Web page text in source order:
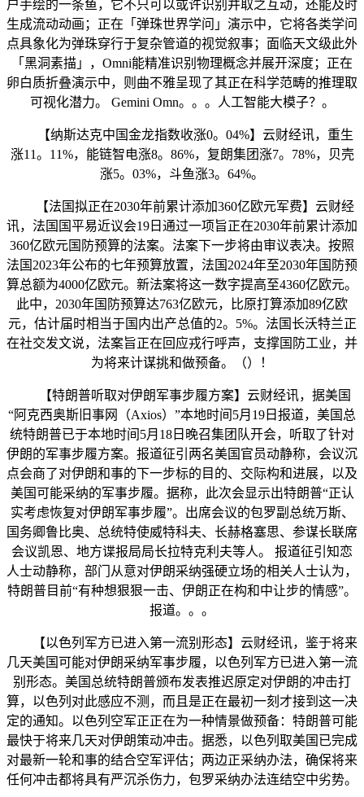
户手绘的一条鱼，它不只可以或许识别并取之互动，还能及时
生成流动动画；正在「弹珠世界学问」演示中，它将各类学问
点具象化为弹珠穿行于复杂管道的视觉叙事；面临天文级此外
「黑洞素描」，Omni能精准识别物理概念并展开深度；正在
卵白质折叠演示中，则曲不雅呈现了其正在科学范畴的推理取
可视化潜力。 Gemini Omn。。。人工智能大模子？。
【纳斯达克中国金龙指数收涨0。04%】云财经讯，重生
涨11。11%，能链智电涨8。86%，复朗集团涨7。78%，贝壳
涨5。03%，斗鱼涨3。64%。
【法国拟正在2030年前累计添加360亿欧元军费】云财经
讯，法国国平易近议会19日通过一项旨正在2030年前累计添加
360亿欧元国防预算的法案。法案下一步将由审议表决。按照
法国2023年公布的七年预算放置，法国2024年至2030年国防预
算总额为4000亿欧元。新法案将这一数字提高至4360亿欧元。
此中，2030年国防预算达763亿欧元，比原打算添加89亿欧
元，估计届时相当于国内出产总值的2。5%。法国长沃特兰正
在社交发文说，法案旨正在回应戎行呼声，支撑国防工业，并
为将来计谋挑和做预备。（）！
【特朗普听取对伊朗军事步履方案】云财经讯，据美国
“阿克西奥斯旧事网（Axios）”本地时间5月19日报道，美国总
统特朗普已于本地时间5月18日晚召集团队开会，听取了针对
伊朗的军事步履方案。报道征引两名美国官员动静称，会议沉
点会商了对伊朗和事的下一步标的目的、交际构和进展，以及
美国可能采纳的军事步履。据称，此次会显示出特朗普“正认
实考虑恢复对伊朗军事步履”。出席会议的包罗副总统万斯、
国务卿鲁比奥、总统特使威特科夫、长赫格塞思、参谋长联席
会议凯恩、地方谍报局局长拉特克利夫等人。 报道征引知恋
人士动静称，部门从意对伊朗采纳强硬立场的相关人士认为，
特朗普目前“有种想狠狠一击、伊朗正在构和中让步的情感”。
报道。。。
【以色列军方已进入第一流别形态】云财经讯，鉴于将来
几天美国可能对伊朗采纳军事步履，以色列军方已进入第一流
别形态。美国总统特朗普颁布发表推迟原定对伊朗的冲击打
算，以色列对此感应不测，而且是正在最初一刻才接到这一决
定的通知。以色列空军正正在为一种情景做预备：特朗普可能
最快于将来几天对伊朗策动冲击。据悉，以色列取美国已完成
对最新一轮和事的结合空军评估；两边正采纳办法，确保将来
任何冲击都将具有严沉杀伤力，包罗采纳办法连结空中劣势。